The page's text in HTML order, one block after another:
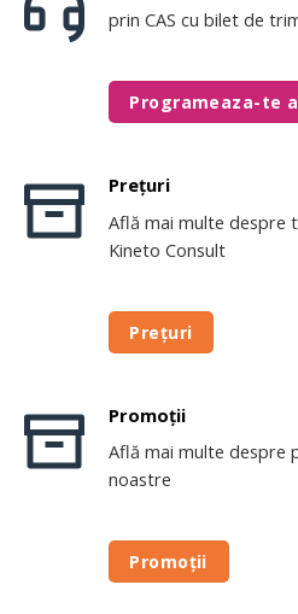
prin CAS cu bilet de
Programeaza-te
Prețuri
Află mai multe despre
Kineto Consult
Prețuri
Promoții
Află mai multe despre
noastre
Promoții